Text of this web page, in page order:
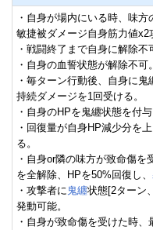
・自身が場内にいる時、味方
敏捷被ダメージ自身筋力値x2
・戦闘終了まで自身に解除不
・自身の血誓状態が解除不可。
・毎ターン行動後、自身に
持続ダメージを1回受ける。
・自身のHPを鬼纏状態を付
・回復量が自身HP減少分を上
る。
・自身or隣の味方が致命傷
を全解除、HPを50%回復し、
・攻撃者に 鬼纏状態[2ターン
発動可能。
・自身が致命傷を受けた時、